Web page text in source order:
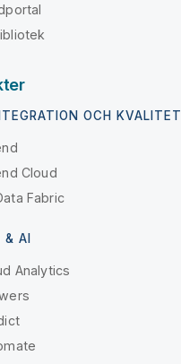
OCH KVALITET
Cloud
Fabric
& AI
Analytics